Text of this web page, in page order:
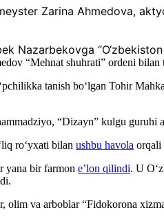
Zarina Ahmedova,
Nazarbekovga
“Mehnat shuhrati” ordeni bilan
tanish boʻlgan Tohir
“Dizayn” kulgu guruhi
roʻyxati bilan ushbu havola orqali
yana bir farmon e’lon qilindi. U
olim va arboblar “Fidokorona